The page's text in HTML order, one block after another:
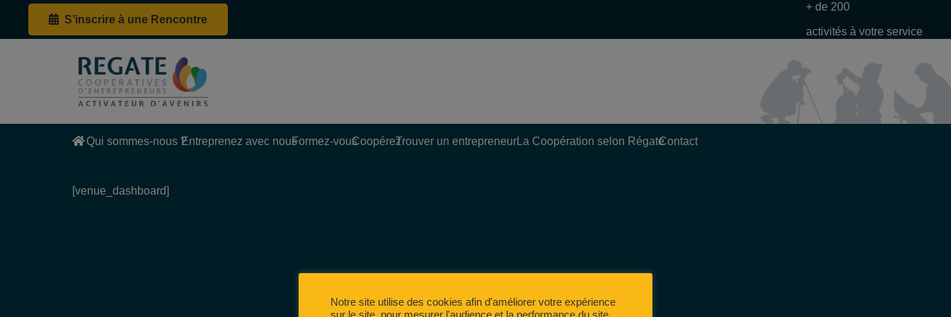
S’inscrire à une Rencontre
+ de 200
activités à votre service
Qui sommes-nous ?Entreprenez avec nousFormez-vousCoopérezTrouver un entrepreneurLa Coopération selon RégateContact
[venue_dashboard]
Notre site utilise des cookies afin d'améliorer votre expérience
sur le site, pour mesurer l'audience et la performance du site,